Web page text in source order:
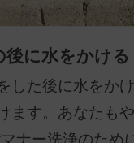
後に水をかける
した後に水をか
ます。あなたも